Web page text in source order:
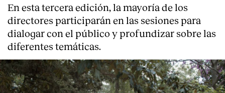
En esta tercera edición, la mayoría de los
directores participarán en las sesiones para
dialogar con el público y profundizar sobre las
diferentes temáticas.